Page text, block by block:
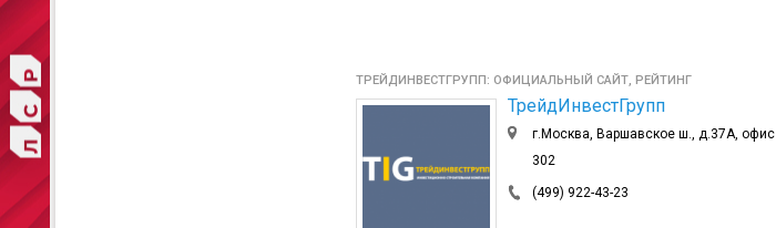
ТРЕЙДИНВЕСТГРУПП: ОФИЦИАЛЬНЫЙ САЙТ, РЕЙТИНГ
ТрейдИнвестГрупп
г.Москва, Варшавское ш., д.37А, офис
302
(499) 922-43-23